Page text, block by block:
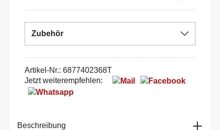
Zubehör
Artikel-Nr.: 6877402368T
Jetzt weiterempfehlen:
Beschreibung